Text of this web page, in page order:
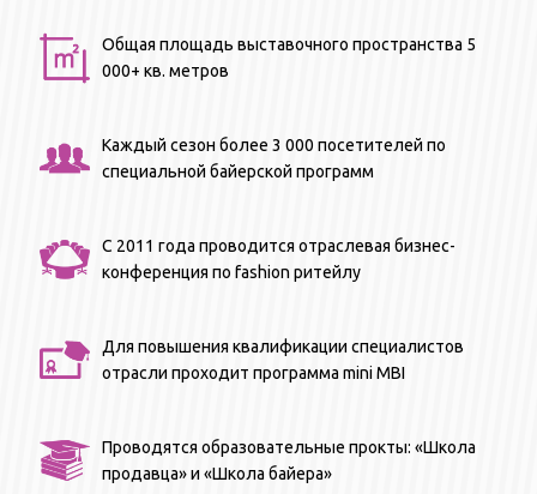
Общая площадь выставочного пространства 5
000+ кв. метров
Каждый сезон более 3 000 посетителей по
специальной байерской программ
С 2011 года проводится отраслевая бизнес-
конференция по fashion ритейлу
Для повышения квалификации специалистов
отрасли проходит программа mini MBI
Проводятся образовательные прокты: «Школа
продавца» и «Школа байера»